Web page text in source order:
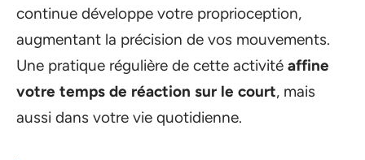
continue développe votre proprioception,
augmentant la précision de vos mouvements.
Une pratique régulière de cette activité affine
votre temps de réaction sur le court, mais
aussi dans votre vie quotidienne.